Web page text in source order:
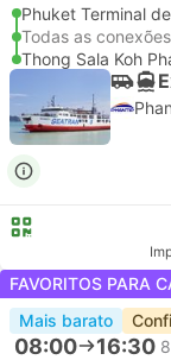
Phuket Terminal
Todas as
Thong Sala Koh
FAVORITOS PARA
Mais barato
08:00 16:30